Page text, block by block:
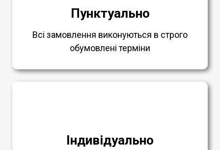
Пунктуально
Всі замовлення виконуються в строго
обумовлені терміни
Індивідуально